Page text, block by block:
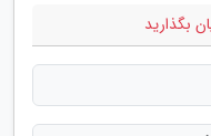
بگذارید